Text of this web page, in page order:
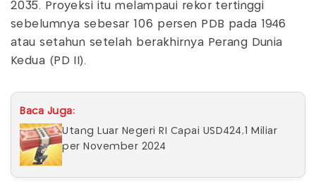
2035. Proyeksi itu melampaui rekor tertinggi
sebelumnya sebesar 106 persen PDB pada 1946
atau setahun setelah berakhirnya Perang Dunia
Kedua (PD II).
Baca Juga:
Utang Luar Negeri RI Capai USD424,1 Miliar
per November 2024